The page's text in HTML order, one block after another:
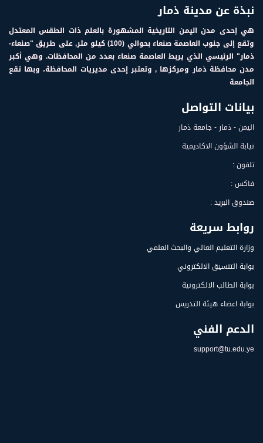
نبذة عن مدينة ذمار
هي إحدى مدن اليمن التاريخية المشهورة بالعلم ذات الطقس المعتدل
وتقع إلى جنوب العاصمة صنعاء بحوالي (100) كيلو متر, على طريق "صنعاء-
ذمار" الرئيسي الذي يربط العاصمة صنعاء بعدد من المحافظات. وهي أكبر
مدن محافظة ذمار ومركزها , وتعتبر إحدى مديريات المحافظة، وبها تقع
الجامعة
بيانات التواصل
اليمن - ذمار - جامعة ذمار
نيابة الشؤون الاكاديمية
تلفون :
فاكس :
صندوق البريد :
روابط سريعة
وزارة التعليم العالي والبحث العلمي
بوابة التنسيق الالكتروني
بوابة الطالب الالكترونية
بوابة اعضاء هيئة التدريس
الدعم الفني
support@tu.edu.ye